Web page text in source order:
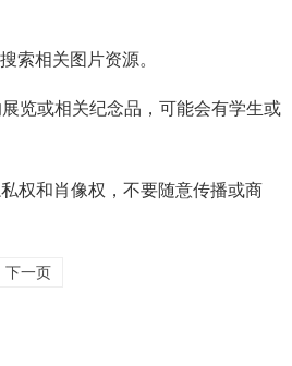
索相关图片资源。
览或相关纪念品，可能会有学生或
权和肖像权，不要随意传播或商
下一页